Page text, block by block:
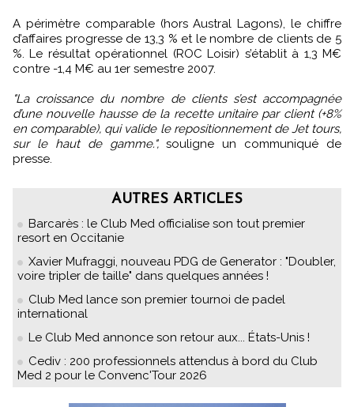
A périmètre comparable (hors Austral Lagons), le chiffre
d’affaires progresse de 13,3 % et le nombre de clients de 5
%. Le résultat opérationnel (ROC Loisir) s’établit à 1,3 M€
contre -1,4 M€ au 1er semestre 2007.
"La croissance du nombre de clients s’est accompagnée
d’une nouvelle hausse de la recette unitaire par client (+8%
en comparable), qui valide le repositionnement de Jet tours,
sur le haut de gamme.",souligne un communiqué de
presse.
AUTRES ARTICLES
Barcarès : le Club Med officialise son tout premier
resort en Occitanie
Xavier Mufraggi, nouveau PDG de Generator : "Doubler,
voire tripler de taille" dans quelques années !
Club Med lance son premier tournoi de padel
international
Le Club Med annonce son retour aux... États-Unis !
Cediv : 200 professionnels attendus à bord du Club
Med 2 pour le Convenc'Tour 2026